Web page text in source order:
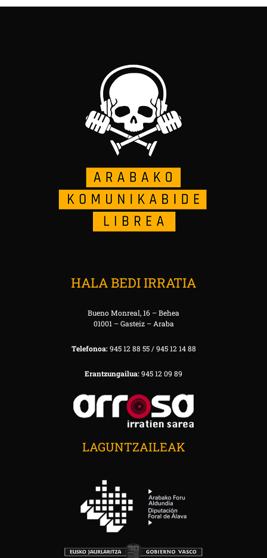
HALA BEDI IRRATIA
Bueno Monreal, 16 – Behea
01001 – Gasteiz – Araba
Telefonoa:945 12 88 55 / 945 12 14 88
Erantzungailua:945 12 09 89
LAGUNTZAILEAK